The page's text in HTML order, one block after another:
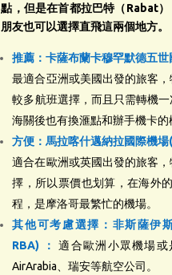
點，但是在首都拉巴特（Rabat
朋友也可以選擇直飛這兩個地方。
推薦：卡薩布蘭卡穆罕默德五
最適合亞洲或美國出發的旅客
較多航班選擇，而且只需轉機
海關後也有換滙點和辦手機卡
方便：馬拉喀什邁納拉國際機
適合在歐洲或英國出發的旅客
擇，所以票價也划算，在海外
程，是摩洛哥最繁忙的機場。
其他可考慮選擇：非斯薩伊
RBA) ：適合歐洲小眾機場或
AirArabia、瑞安等航空公司。